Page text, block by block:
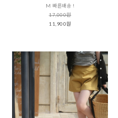
M 빠른배송 !
17,000원
11,900원